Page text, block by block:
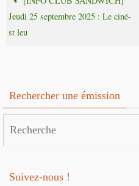
Jeudi 25 septembre 2025 : Le ciné-
st leu
Rechercher une émission
Suivez-nous !